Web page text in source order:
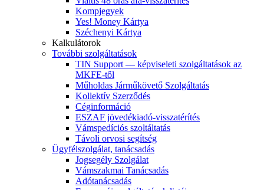
Kompjegyek
Yes! Money Kártya
Széchenyi Kártya
Kalkulátorok
További szolgáltatások
TIN Support — képviseleti szolgáltatások az
MKFE-től
Műholdas Járműkövető Szolgáltatás
Kollektív Szerződés
Céginformáció
ESZAF jövedékiadó-visszatérítés
Vámspedíciós szoltáltatás
Távoli orvosi segítség
Ügyfélszolgálat, tanácsadás
Jogsegély Szolgálat
Vámszakmai Tanácsadás
Adótanácsadás